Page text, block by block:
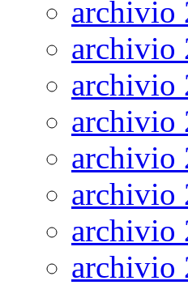
archivio
archivio
archivio
archivio
archivio
archivio
archivio
archivio